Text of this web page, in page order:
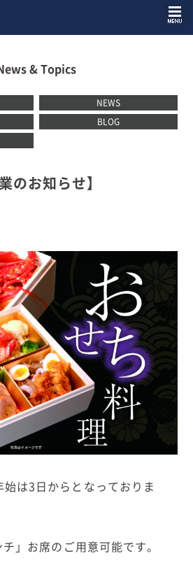
& Topics
NEWS
BLOG
のお知らせ】
は3日からとなっておりま
」お席のご用意可能です。